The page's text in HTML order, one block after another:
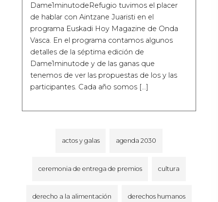
Dame1minutodeRefugio tuvimos el placer
de hablar con Aintzane Juaristi en el
programa Euskadi Hoy Magazine de Onda
Vasca. En el programa contamos algunos
detalles de la séptima edición de
Dame1minutode y de las ganas que
tenemos de ver las propuestas de los y las
participantes. Cada año somos […]
actos y galas agenda 2030
ceremonia de entrega de premios cultura
derecho a la alimentación derechos humanos